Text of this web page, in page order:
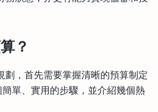
？
劃，首先需要掌握清晰的預算制定
單、實用的步驟，並介紹幾個熱